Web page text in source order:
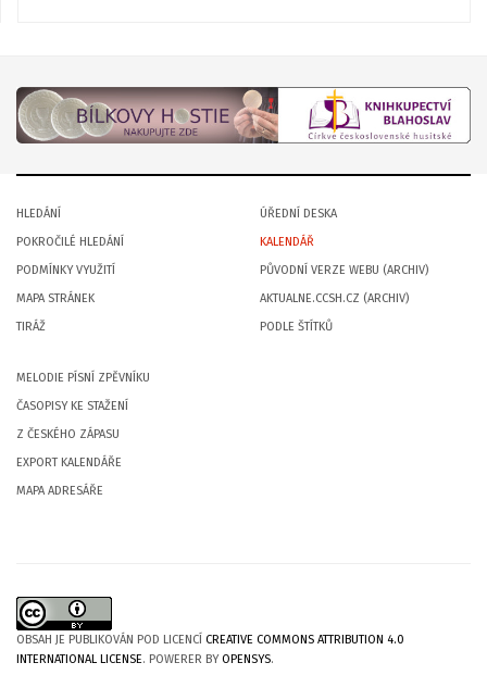
HLEDÁNÍ
POKROČILÉ HLEDÁNÍ
PODMÍNKY VYUŽITÍ
MAPA STRÁNEK
TIRÁŽ
ÚŘEDNÍ DESKA
KALENDÁŘ
PŮVODNÍ VERZE WEBU (ARCHIV)
AKTUALNE.CCSH.CZ (ARCHIV)
PODLE ŠTÍTKŮ
MELODIE PÍSNÍ ZPĚVNÍKU
ČASOPISY KE STAŽENÍ
Z ČESKÉHO ZÁPASU
EXPORT KALENDÁŘE
MAPA ADRESÁŘE
OBSAH JE PUBLIKOVÁN POD LICENCÍ CREATIVE COMMONS ATTRIBUTION 4.0
INTERNATIONAL LICENSE. POWERER BYOPENSYS.